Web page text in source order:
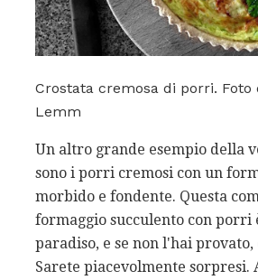
Crostata cremosa di porri. Foto
Lemm
Un altro grande esempio della
sono i porri cremosi con un
morbido e fondente. Questa
formaggio succulento con porri
paradiso, e se non l'hai
Sarete piacevolmente sorpresi.